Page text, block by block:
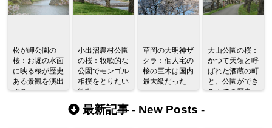
松が岬公園の
桜：お堀の水面
に映る桜が歴史
ある景観を演出
する
小出沼農村公園
の桜：牧歌的な
公園でモンゴル
相撲をとりたい
衝動
草岡の大明神ザ
クラ：個人宅の
桜の巨木は国内
最大級だった
大山公園の桜：
かつて天領と呼
ばれた酒蔵の町
と、公園ができ
るまでの歴史。
最新記事 - New Posts -